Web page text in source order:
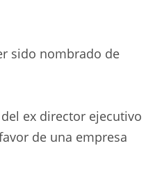
sido nombrado de
ex director ejecutivo
de una empresa